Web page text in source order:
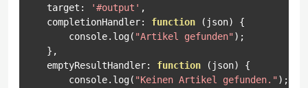
    target
: '#output' ,
    completionHandler
: function ( json)
{
        console
. log( "Artikel gefunden");
},
    emptyResultHandler
: function ( json)
{
        console
. log( "Keinen Artikel gefunden.");